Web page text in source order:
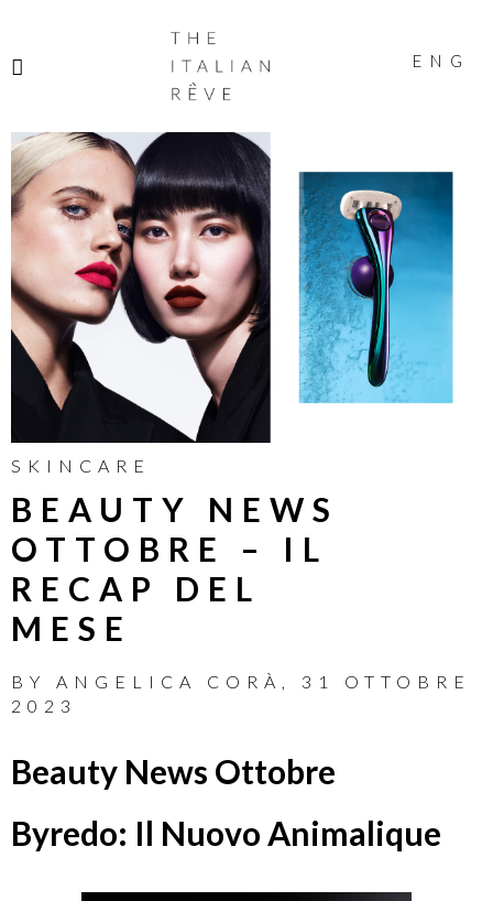
ITALIAN
RÊVE
ENG
SKINCARE
BEAUTY NEWS
OTTOBRE – IL
RECAP DEL
MESE
BY ANGELICA CORÀ
31 OTTOBRE
2023
Beauty News Ottobre
Byredo: Il Nuovo Animalique